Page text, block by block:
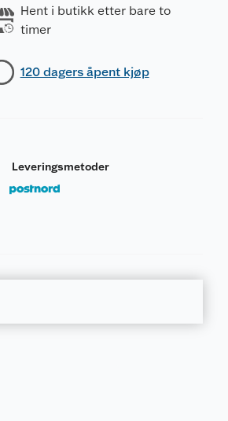
Hent i butikk etter bare to
timer
120 dagers åpent kjøp
Leveringsmetoder